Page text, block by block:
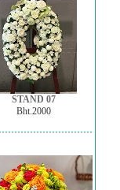
STAND 07
Bht.2000